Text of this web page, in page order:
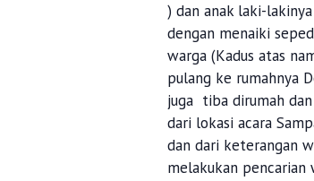
) dan anak laki-
dengan menaiki
warga (Kadus atas
pulang ke rumahnya
juga tiba dirumah
dari lokasi acara
dan dari keterangan
melakukan